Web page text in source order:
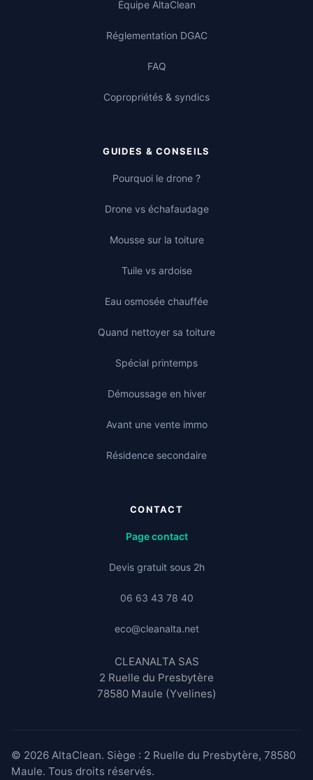
Équipe AltaClean
Réglementation DGAC
FAQ
Copropriétés & syndics
GUIDES & CONSEILS
Pourquoi le drone ?
Drone vs échafaudage
Mousse sur la toiture
Tuile vs ardoise
Eau osmosée chauffée
Quand nettoyer sa toiture
Spécial printemps
Démoussage en hiver
Avant une vente immo
Résidence secondaire
CONTACT
Page contact
Devis gratuit sous 2h
06 63 43 78 40
eco@cleanalta.net
CLEANALTA SAS
2 Ruelle du Presbytère
78580 Maule (Yvelines)
© 2026 AltaClean. Siège : 2 Ruelle du Presbytère, 78580
Maule. Tous droits réservés.